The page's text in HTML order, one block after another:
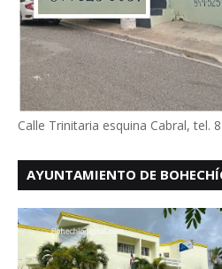
Calle Trinitaria esquina Cabral, tel.
AYUNTAMIENTO DE